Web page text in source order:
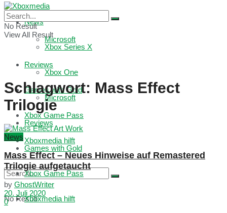
Microsoft
Reviews
Games with Gold
Xbox Game Pass
Xboxmedia hilft
No Result
News
Xbox Series X
Xbox One
Microsoft
Reviews
Games with Gold
Xbox Game Pass
Xboxmedia hilft
No Result
View All Result
Schlagwort: Mass Effect
Trilogie
News
Mass Effect – Neues Hinweise auf Remastered
Trilogie aufgetaucht
by GhostWriter
20. Juli 2020
0